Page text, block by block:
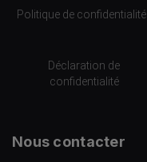
Politique de confidentialité
Déclaration de
confidentialité
Nous contacter